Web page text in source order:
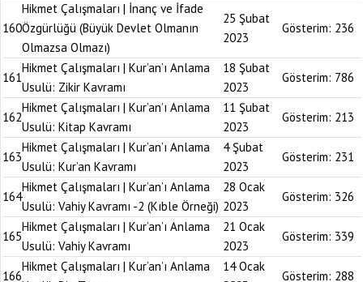
160
Hikmet Çalışmaları | İnanç ve İfade
Özgürlüğü (Büyük Devlet Olmanın
Olmazsa Olmazı)
25 Şubat
2023
Gösterim: 236
161
Hikmet Çalışmaları | Kur’an’ı Anlama
Usulü: Zikir Kavramı
18 Şubat
2023
Gösterim: 786
162
Hikmet Çalışmaları | Kur’an’ı Anlama
Usulü: Kitap Kavramı
11 Şubat
2023
Gösterim: 213
163
Hikmet Çalışmaları | Kur’an’ı Anlama
Usulü: Kur’an Kavramı
4 Şubat
2023
Gösterim: 231
164
Hikmet Çalışmaları | Kur’an’ı Anlama
Usulü: Vahiy Kavramı -2 (Kıble Örneği)
28 Ocak
2023
Gösterim: 326
165
Hikmet Çalışmaları | Kur’an’ı Anlama
Usulü: Vahiy Kavramı
21 Ocak
2023
Gösterim: 339
166
Hikmet Çalışmaları | Kur’an’ı Anlama
14 Ocak
Gösterim: 288